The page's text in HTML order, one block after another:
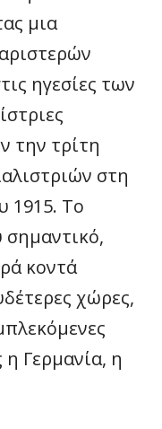
μια
ηγεσίες των
την τρίτη
στη
1915. Το
κοντά
χώρες,
Γερμανία, η